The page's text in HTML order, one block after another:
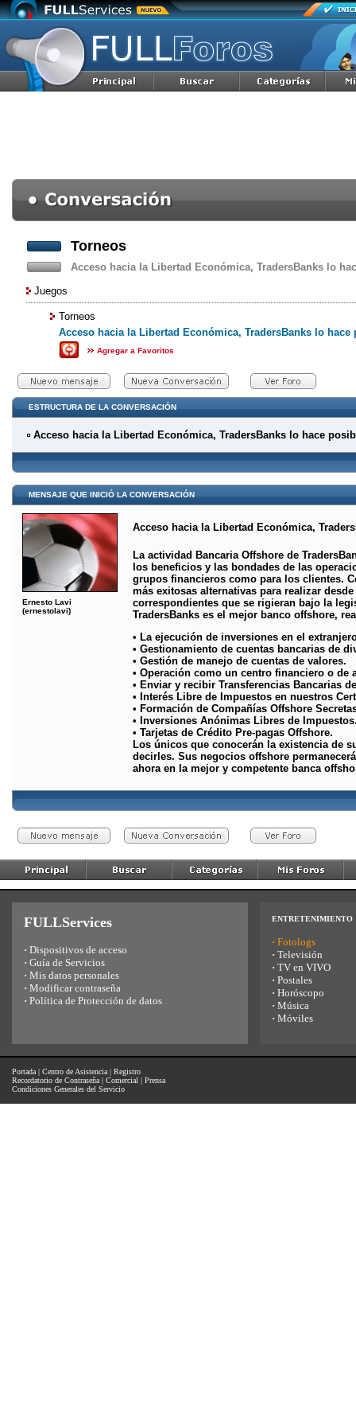
Torneos
Acceso hacia la Libertad Económica, TradersBanks lo
Juegos
Torneos
Acceso hacia la Libertad Económica, TradersBanks lo hace
Agregar a Favoritos
ESTRUCTURA DE LA CONVERSACIÓN
Acceso hacia la Libertad Económica, TradersBanks lo hace
MENSAJE QUE INICIÓ LA CONVERSACIÓN
Ernesto Lavi
(ernestolavi)
Acceso hacia la Libertad Económica,
La actividad Bancaria Offshore de
los beneficios y las bondades de las
grupos financieros como para los clientes.
más exitosas alternativas para realizar
correspondientes que se rigieran bajo la
TradersBanks es el mejor banco offshore,
• La ejecución de inversiones en el
• Gestionamiento de cuentas bancarias de
• Gestión de manejo de cuentas de valores.
• Operación como un centro financiero o de
• Enviar y recibir Transferencias Bancarias
• Interés Libre de Impuestos en nuestros
• Formación de Compañías Offshore
• Inversiones Anónimas Libres de
• Tarjetas de Crédito Pre-pagas Offshore.
Los únicos que conocerán la existencia de
decirles. Sus negocios offshore
ahora en la mejor y competente banca
FULLServices
· Dispositivos de acceso
· Guía de Servicios
· Mis datos personales
· Modificar contraseña
· Política de Protección de datos
ENTRETENIMIENTO
· Fotologs
· Televisión
· TV en VIVO
· Postales
· Horóscopo
· Música
· Móviles
Portada | Centro de Asistencia | Registro
Recordatorio de Contraseña | Comercial | Prensa
Condiciones Generales del Servicio